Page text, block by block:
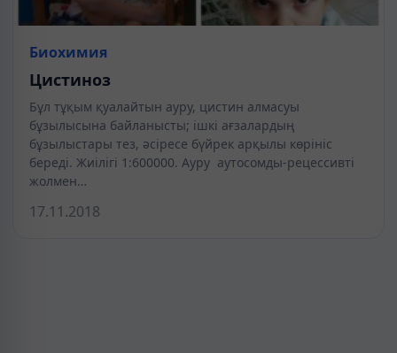
Биохимия
Цистиноз
Бұл тұқым қуалайтын ауру, цистин алмасуы
бұзылысына байланысты; ішкі ағзалардың
бұзылыстары тез, әсіресе бүйрек арқылы көрініс
береді. Жиілігі 1:600000. Ауру аутосомды-рецессивті
жолмен…
17.11.2018